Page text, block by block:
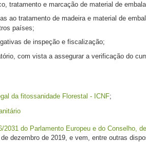
tratamento e marcação de material de
ao tratamento de madeira e material de
países;
de inspeção e fiscalização;
com vista a assegurar a verificação do
da fitossanidade Florestal - ICNF;
2031 do Parlamento Europeu e do Conselho,
dezembro de 2019, e vem, entre outras